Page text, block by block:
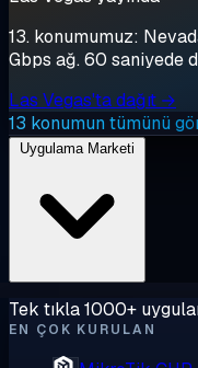
13. konumumuz:
Gbps ağ. 60 saniyede
Las Vegas'ta dağıt →
13 konumun tümünü
Tek tıkla 1000+
EN ÇOK KURULAN